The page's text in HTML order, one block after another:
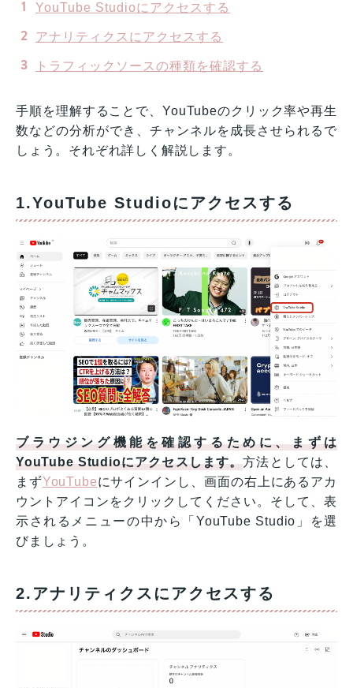
YouTube Studioにアクセスする
アナリティクスにアクセスする
トラフィックソースの種類を確認する
手順を理解することで、YouTubeのクリック率や再生
数などの分析ができ、チャンネルを成長させられるで
しょう。それぞれ詳しく解説します。
1.YouTube Studioにアクセスする
ブラウジング機能を確認するために、まずは
YouTube Studioにアクセスします。方法としては、
まずYouTubeにサインインし、画面の右上にあるアカ
ウントアイコンをクリックしてください。そして、表
示されるメニューの中から「YouTube Studio」を選
びましょう。
2.アナリティクスにアクセスする